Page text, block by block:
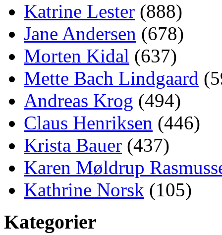
Katrine Lester (888)
Jane Andersen (678)
Morten Kidal (637)
Mette Bach Lindgaard
Andreas Krog (494)
Claus Henriksen (446)
Krista Bauer (437)
Karen Møldrup
Kathrine Norsk (105)
Kategorier